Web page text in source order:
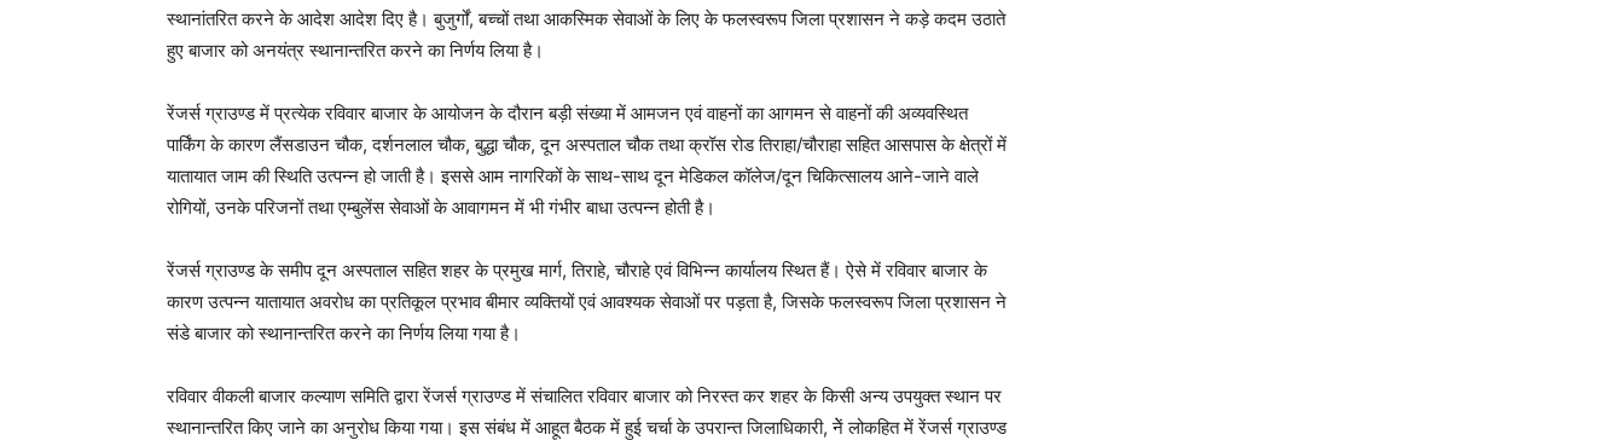
स्थानांतरित करने के आदेश आदेश दिए है। बुजुर्गों, बच्चों तथा आकस्मिक सेवाओं के लिए के फलस्वरूप जिला प्रशासन ने कड़े कदम उठाते
हुए बाजार को अनयंत्र स्थानान्तरित करने का निर्णय लिया है।
रेंजर्स ग्राउण्ड में प्रत्येक रविवार बाजार के आयोजन के दौरान बड़ी संख्या में आमजन एवं वाहनों का आगमन से वाहनों की अव्यवस्थित
पार्किंग के कारण लैंसडाउन चौक, दर्शनलाल चौक, बुद्धा चौक, दून अस्पताल चौक तथा क्रॉस रोड तिराहा/चौराहा सहित आसपास के क्षेत्रों में
यातायात जाम की स्थिति उत्पन्न हो जाती है। इससे आम नागरिकों के साथ-साथ दून मेडिकल कॉलेज/दून चिकित्सालय आने-जाने वाले
रोगियों, उनके परिजनों तथा एम्बुलेंस सेवाओं के आवागमन में भी गंभीर बाधा उत्पन्न होती है।
रेंजर्स ग्राउण्ड के समीप दून अस्पताल सहित शहर के प्रमुख मार्ग, तिराहे, चौराहे एवं विभिन्न कार्यालय स्थित हैं। ऐसे में रविवार बाजार के
कारण उत्पन्न यातायात अवरोध का प्रतिकूल प्रभाव बीमार व्यक्तियों एवं आवश्यक सेवाओं पर पड़ता है, जिसके फलस्वरूप जिला प्रशासन ने
संडे बाजार को स्थानान्तरित करने का निर्णय लिया गया है।
रविवार वीकली बाजार कल्याण समिति द्वारा रेंजर्स ग्राउण्ड में संचालित रविवार बाजार को निरस्त कर शहर के किसी अन्य उपयुक्त स्थान पर
स्थानान्तरित किए जाने का अनुरोध किया गया। इस संबंध में आहूत बैठक में हुई चर्चा के उपरान्त जिलाधिकारी, नेें लोकहित में रेंजर्स ग्राउण्ड